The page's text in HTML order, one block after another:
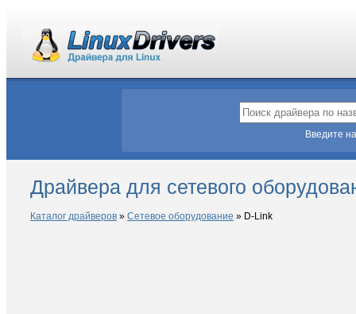
Введите
Драйвера для сетевого
Каталог драйверов » Сетевое оборудование » D-Link